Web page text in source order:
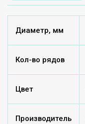
Диаметр, мм
Кол-во рядов
Цвет
Производитель